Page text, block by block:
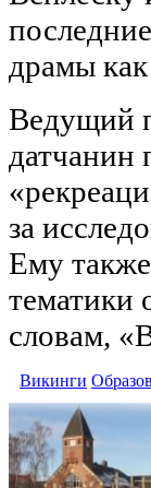
драмы
Ведущий
датчанин
за
Ему
тематики
словам,
Викинги